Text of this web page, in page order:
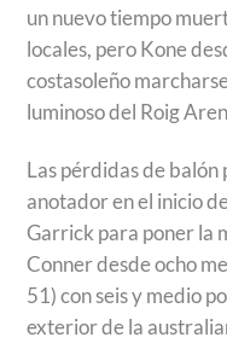
un nuevo tiempo
locales, pero Kone
costasoleño
luminoso del Roig
Las pérdidas de
anotador en el inicio
Garrick para poner la
Conner desde ocho
51) con seis y medio
exterior de la